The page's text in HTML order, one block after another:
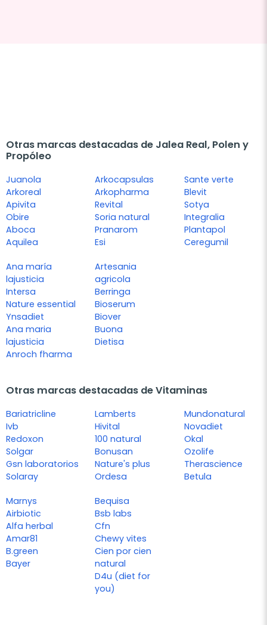
Otras marcas destacadas de Jalea Real, Polen y
Propóleo
Juanola
Arkoreal
Apivita
Obire
Aboca
Aquilea
Arkocapsulas
Arkopharma
Revital
Soria natural
Pranarom
Esi
Sante verte
Blevit
Sotya
Integralia
Plantapol
Ceregumil
Ana maría
lajusticia
Intersa
Nature essential
Ynsadiet
Ana maria
lajusticia
Anroch fharma
Artesania
agricola
Berringa
Bioserum
Biover
Buona
Dietisa
Otras marcas destacadas de Vitaminas
Bariatricline
Ivb
Redoxon
Solgar
Gsn laboratorios
Solaray
Lamberts
Hivital
100 natural
Bonusan
Nature's plus
Ordesa
Mundonatural
Novadiet
Okal
Ozolife
Therascience
Betula
Marnys
Airbiotic
Alfa herbal
Amar81
B.green
Bayer
Bequisa
Bsb labs
Cfn
Chewy vites
Cien por cien
natural
D4u (diet for
you)